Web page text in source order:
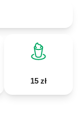
15 zł